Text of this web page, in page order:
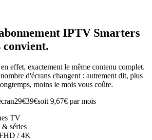
IPTV Smarters
convient.
effet, exactement le même contenu complet.
d'écrans changent : autrement dit, plus
moins le mois vous coûte.
29€39€soit 9,67€ par mois
TV
séries
/ 4K